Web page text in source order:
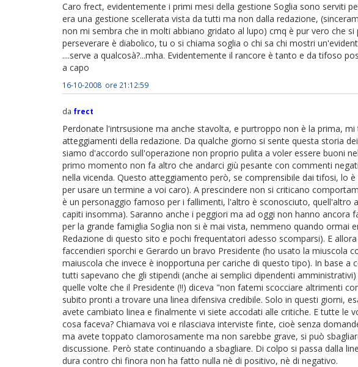
Caro frect, evidentemente i primi mesi della gestione Soglia sono serviti
era una gestione scellerata vista da tutti ma non dalla redazione,
non mi sembra che in molti abbiano gridato al lupo) cmq è pur vero che
perseverare è diabolico, tu o si chiama soglia o chi sa chi mostri
....serve a qualcosà?...mha. Evidentemente il rancore è tanto e da tifoso
a capo
16-10-2008 ore 21:12:59
da frect
Perdonate l'intrsusione ma anche stavolta, e purtroppo non è la prima,
atteggiamenti della redazione. Da qualche giorno si sente questa storia
siamo d'accordo sull'operazione non proprio pulita a voler essere buoni
primo momento non fa altro che andarci giù pesante con commenti
nella vicenda. Questo atteggiamento però, se comprensibile dai tifosi, lo
per usare un termine a voi caro). A prescindere non si criticano
è un personaggio famoso per i fallimenti, l'altro è sconosciuto, quell'altro
capiti insomma). Saranno anche i peggiori ma ad oggi non hanno ancora
per la grande famiglia Soglia non si è mai vista, nemmeno quando ormai
Redazione di questo sito e pochi frequentatori adesso scomparsi). E
faccendieri sporchi e Gerardo un bravo Presidente (ho usato la miuscola
maiuscola che invece è inopportuna per cariche di questo tipo). In base a
tutti sapevano che gli stipendi (anche ai semplici dipendenti
quelle volte che il Presidente (!!) diceva "non fatemi scocciare altrimenti
subito pronti a trovare una linea difensiva credibile. Solo in questi giorni,
avete cambiato linea e finalmente vi siete accodati alle critiche. E tutte le
cosa faceva? Chiamava voi e rilasciava interviste finte, cioè senza
ma avete toppato clamorosamente ma non sarebbe grave, si può
discussione. Però state continuando a sbagliare. Di colpo si passa dalla
dura contro chi finora non ha fatto nulla nè di positivo, nè di negativo.